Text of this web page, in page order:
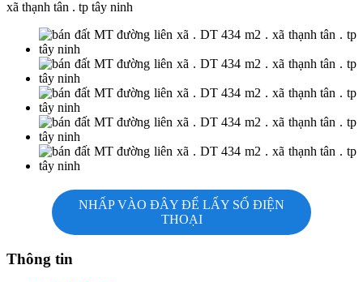
xã thạnh tân . tp tây ninh
NHẤP VÀO ĐÂY ĐỂ LẤY SỐ ĐIỆN
THOẠI
Thông tin